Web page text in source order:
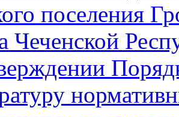
поселения
Чеченской